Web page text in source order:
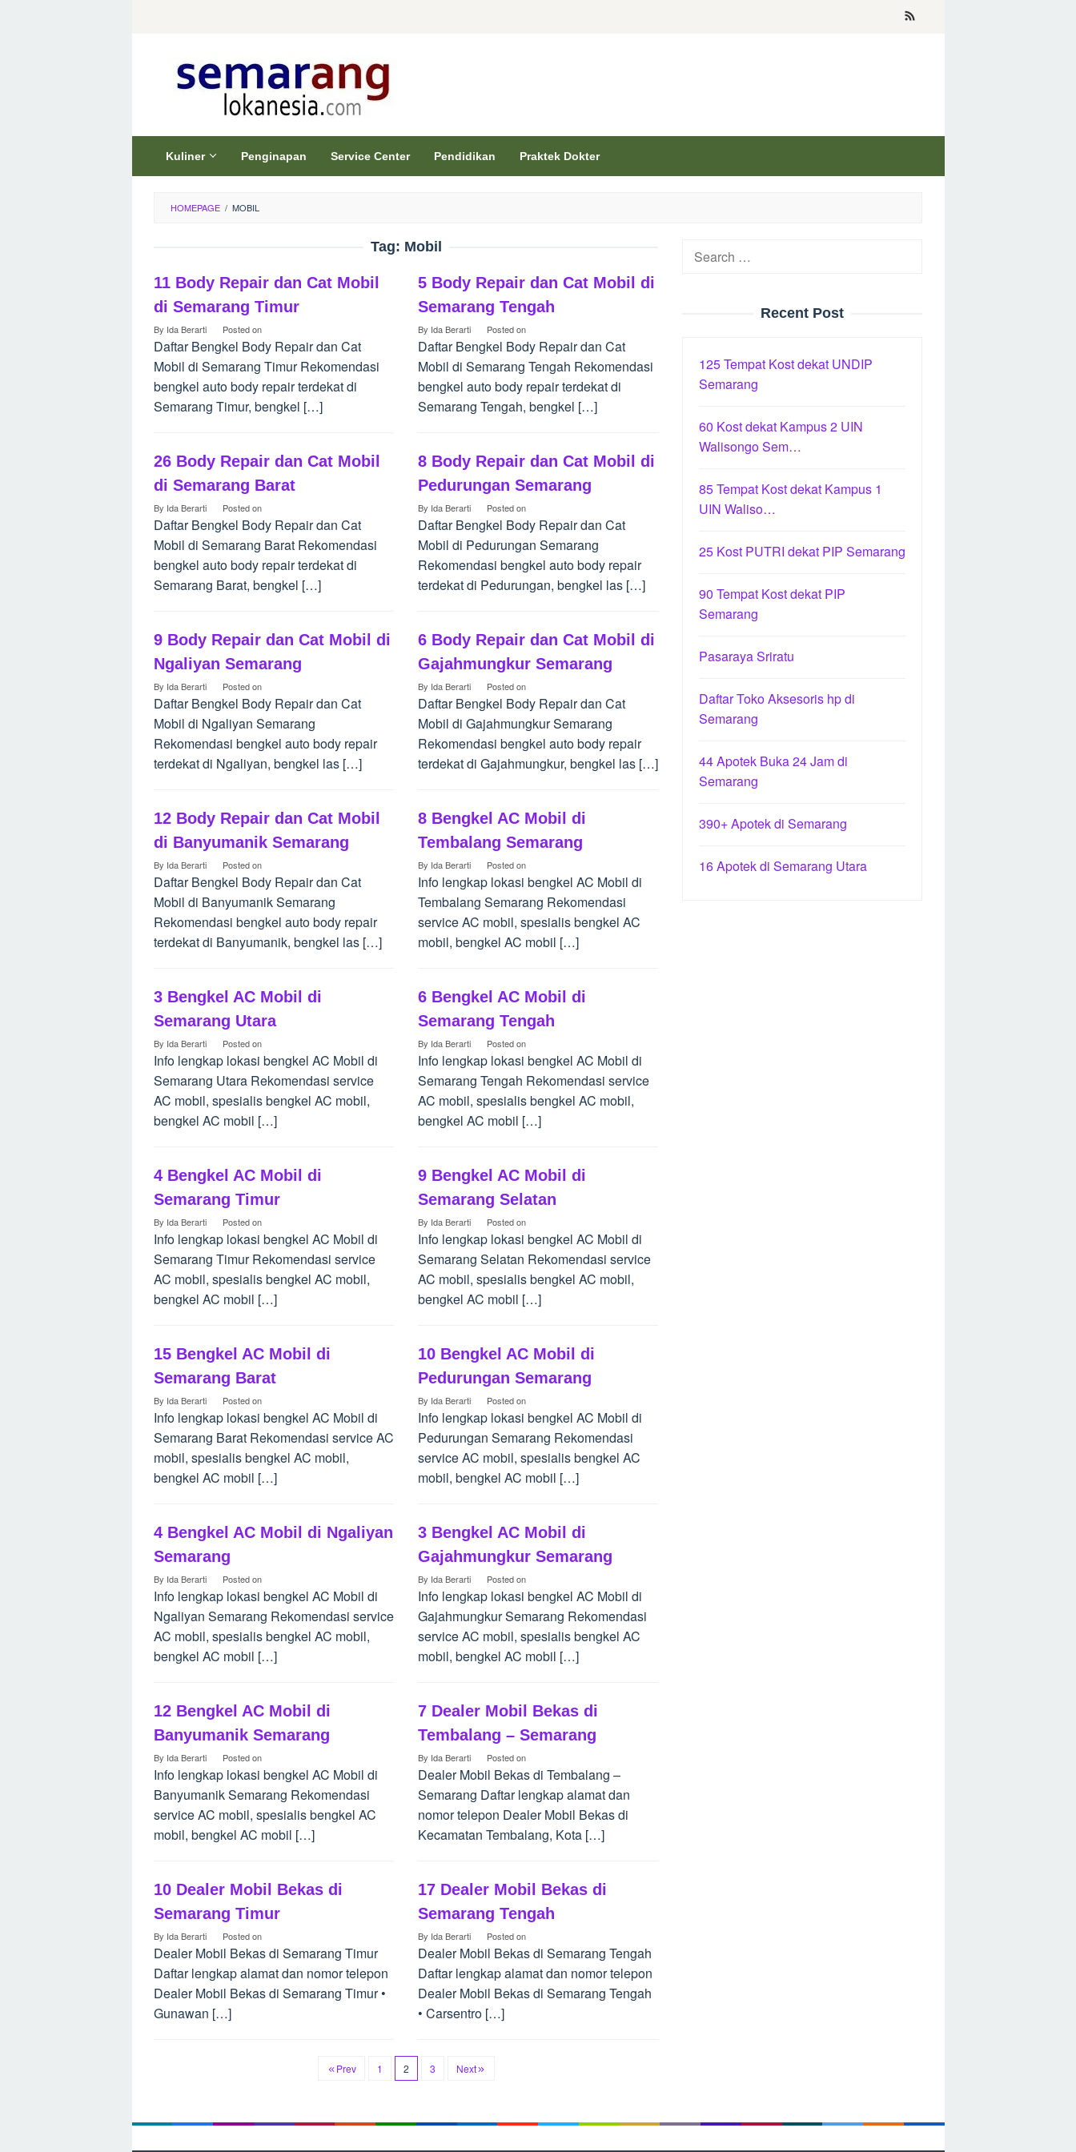
Kuliner Penginapan Service Center Pendidikan Praktek Dokter
HOMEPAGE / MOBIL
Tag: Mobil
11 Body Repair dan Cat Mobil
di Semarang Timur
By Ida Berarti Posted on
Daftar Bengkel Body Repair dan Cat
Mobil di Semarang Timur Rekomendasi
bengkel auto body repair terdekat di
Semarang Timur, bengkel […]
5 Body Repair dan Cat Mobil di
Semarang Tengah
By Ida Berarti Posted on
Daftar Bengkel Body Repair dan Cat
Mobil di Semarang Tengah Rekomendasi
bengkel auto body repair terdekat di
Semarang Tengah, bengkel […]
26 Body Repair dan Cat Mobil
di Semarang Barat
By Ida Berarti Posted on
Daftar Bengkel Body Repair dan Cat
Mobil di Semarang Barat Rekomendasi
bengkel auto body repair terdekat di
Semarang Barat, bengkel […]
8 Body Repair dan Cat Mobil di
Pedurungan Semarang
By Ida Berarti Posted on
Daftar Bengkel Body Repair dan Cat
Mobil di Pedurungan Semarang
Rekomendasi bengkel auto body repair
terdekat di Pedurungan, bengkel las […]
9 Body Repair dan Cat Mobil di
Ngaliyan Semarang
By Ida Berarti Posted on
Daftar Bengkel Body Repair dan Cat
Mobil di Ngaliyan Semarang
Rekomendasi bengkel auto body repair
terdekat di Ngaliyan, bengkel las […]
6 Body Repair dan Cat Mobil di
Gajahmungkur Semarang
By Ida Berarti Posted on
Daftar Bengkel Body Repair dan Cat
Mobil di Gajahmungkur Semarang
Rekomendasi bengkel auto body repair
terdekat di Gajahmungkur, bengkel las […]
12 Body Repair dan Cat Mobil
di Banyumanik Semarang
By Ida Berarti Posted on
Daftar Bengkel Body Repair dan Cat
Mobil di Banyumanik Semarang
Rekomendasi bengkel auto body repair
terdekat di Banyumanik, bengkel las […]
8 Bengkel AC Mobil di
Tembalang Semarang
By Ida Berarti Posted on
Info lengkap lokasi bengkel AC Mobil di
Tembalang Semarang Rekomendasi
service AC mobil, spesialis bengkel AC
mobil, bengkel AC mobil […]
3 Bengkel AC Mobil di
Semarang Utara
By Ida Berarti Posted on
Info lengkap lokasi bengkel AC Mobil di
Semarang Utara Rekomendasi service
AC mobil, spesialis bengkel AC mobil,
bengkel AC mobil […]
6 Bengkel AC Mobil di
Semarang Tengah
By Ida Berarti Posted on
Info lengkap lokasi bengkel AC Mobil di
Semarang Tengah Rekomendasi service
AC mobil, spesialis bengkel AC mobil,
bengkel AC mobil […]
4 Bengkel AC Mobil di
Semarang Timur
By Ida Berarti Posted on
Info lengkap lokasi bengkel AC Mobil di
Semarang Timur Rekomendasi service
AC mobil, spesialis bengkel AC mobil,
bengkel AC mobil […]
9 Bengkel AC Mobil di
Semarang Selatan
By Ida Berarti Posted on
Info lengkap lokasi bengkel AC Mobil di
Semarang Selatan Rekomendasi service
AC mobil, spesialis bengkel AC mobil,
bengkel AC mobil […]
15 Bengkel AC Mobil di
Semarang Barat
By Ida Berarti Posted on
Info lengkap lokasi bengkel AC Mobil di
Semarang Barat Rekomendasi service AC
mobil, spesialis bengkel AC mobil,
bengkel AC mobil […]
10 Bengkel AC Mobil di
Pedurungan Semarang
By Ida Berarti Posted on
Info lengkap lokasi bengkel AC Mobil di
Pedurungan Semarang Rekomendasi
service AC mobil, spesialis bengkel AC
mobil, bengkel AC mobil […]
4 Bengkel AC Mobil di Ngaliyan
Semarang
By Ida Berarti Posted on
Info lengkap lokasi bengkel AC Mobil di
Ngaliyan Semarang Rekomendasi service
AC mobil, spesialis bengkel AC mobil,
bengkel AC mobil […]
3 Bengkel AC Mobil di
Gajahmungkur Semarang
By Ida Berarti Posted on
Info lengkap lokasi bengkel AC Mobil di
Gajahmungkur Semarang Rekomendasi
service AC mobil, spesialis bengkel AC
mobil, bengkel AC mobil […]
12 Bengkel AC Mobil di
Banyumanik Semarang
By Ida Berarti Posted on
Info lengkap lokasi bengkel AC Mobil di
Banyumanik Semarang Rekomendasi
service AC mobil, spesialis bengkel AC
mobil, bengkel AC mobil […]
7 Dealer Mobil Bekas di
Tembalang – Semarang
By Ida Berarti Posted on
Dealer Mobil Bekas di Tembalang –
Semarang Daftar lengkap alamat dan
nomor telepon Dealer Mobil Bekas di
Kecamatan Tembalang, Kota […]
10 Dealer Mobil Bekas di
Semarang Timur
By Ida Berarti Posted on
Dealer Mobil Bekas di Semarang Timur
Daftar lengkap alamat dan nomor telepon
Dealer Mobil Bekas di Semarang Timur •
Gunawan […]
17 Dealer Mobil Bekas di
Semarang Tengah
By Ida Berarti Posted on
Dealer Mobil Bekas di Semarang Tengah
Daftar lengkap alamat dan nomor telepon
Dealer Mobil Bekas di Semarang Tengah
• Carsentro […]
Prev 1 2 3 Next
Search
Recent Post
125 Tempat Kost dekat UNDIP
Semarang
60 Kost dekat Kampus 2 UIN
Walisongo Sem…
85 Tempat Kost dekat Kampus 1
UIN Waliso…
25 Kost PUTRI dekat PIP Semarang
90 Tempat Kost dekat PIP
Semarang
Pasaraya Sriratu
Daftar Toko Aksesoris hp di
Semarang
44 Apotek Buka 24 Jam di
Semarang
390+ Apotek di Semarang
16 Apotek di Semarang Utara